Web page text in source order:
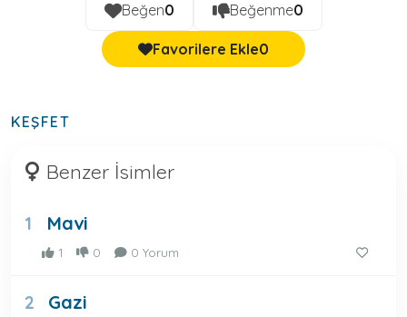
Beğen0 Beğenme0
Favorilere Ekle0
KEŞFET
Benzer İsimler
1 Mavi
1 0 0 Yorum
2 Gazi